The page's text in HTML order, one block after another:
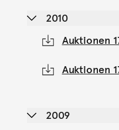
2010
Auktionen
Auktionen
2009